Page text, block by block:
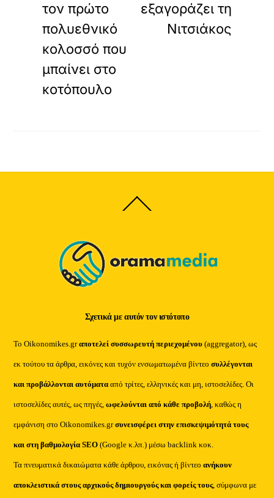
τον πρώτο
πολυεθνικό
κολοσσό που
μπαίνει στο
κοτόπουλο
εξαγοράζει τη
Νιτσιάκος
Back
To
Σχετικά με αυτόν τον ιστότοπο
Το Oikonomikes.grαποτελεί συσσωρευτή περιεχομένου (aggregator), ως
εκ τούτου τα άρθρα, εικόνες και τυχόν ενσωματωμένα βίντεοσυλλέγονται
και προβάλλονται αυτόματααπό τρίτες, ελληνικές και μη, ιστοσελίδες. Οι
ιστοσελίδες αυτές, ως πηγές,ωφελούνται από κάθε προβολή, καθώς η
εμφάνιση στο Oikonomikes.grσυνεισφέρει στην επισκεψιμότητά τους
και στη βαθμολογία SEO (Google κ.λπ.) μέσω backlink κοκ.
Τα πνευματικά δικαιώματα κάθε άρθρου, εικόνας ή βίντεοανήκουν
αποκλειστικά στους αρχικούς δημιουργούς και φορείς τους, σύμφωνα με